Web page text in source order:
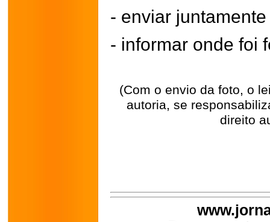
- enviar
- informar onde foi
(Com o envio da foto, o
autoria, se
direito